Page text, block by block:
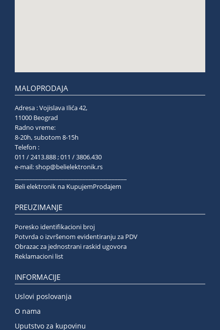
MALOPRODAJA
Adresa : Vojislava Ilića 42,
11000 Beograd
Radno vreme:
8-20h, subotom 8-15h
Telefon :
011 / 2413.888 ; 011 / 3806.430
e-mail:shop@belielektronik.rs
Beli elektronik na KupujemProdajem
PREUZIMANJE
Poresko identifikacioni broj
Potvrda o izvršenom evidentiranju za PDV
Obrazac za jednostrani raskid ugovora
Reklamacioni list
INFORMACIJE
Uslovi poslovanja
O nama
Uputstvo za kupovinu